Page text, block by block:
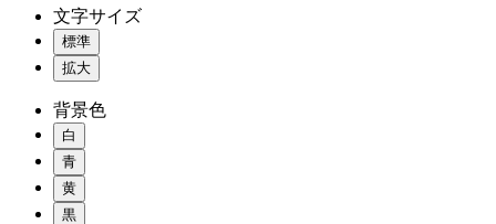
文字サイズ
標準
拡大
背景色
白
青
黄
黒